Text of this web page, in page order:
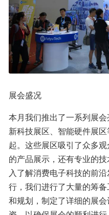
展会盛况
本月我们推出了一系列展
新科技展区、智能硬件展
起。这些展区吸引了众多
的产品展示，还有专业的
入了解消费电子科技的前
行，我们进行了大量的筹
和规划，制定了详细的展